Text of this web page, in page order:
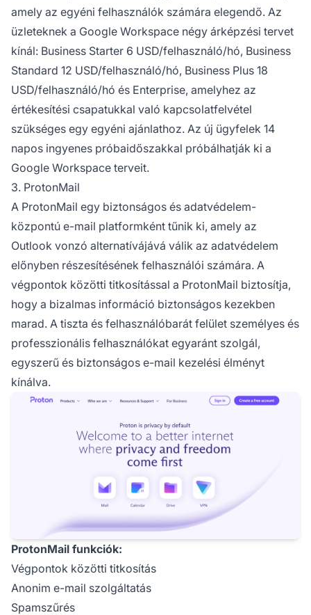
amely az egyéni felhasználók számára elegendő. Az
üzleteknek a Google Workspace négy árképzési tervet
kínál: Business Starter 6 USD/felhasználó/hó, Business
Standard 12 USD/felhasználó/hó, Business Plus 18
USD/felhasználó/hó és Enterprise, amelyhez az
értékesítési csapatukkal való kapcsolatfelvétel
szükséges egy egyéni ajánlathoz. Az új ügyfelek 14
napos ingyenes próbaidőszakkal próbálhatják ki a
Google Workspace terveit.
3. ProtonMail
A ProtonMail egy biztonságos és adatvédelem-
központú e-mail platformként tűnik ki, amely az
Outlook vonzó alternatívájává válik az adatvédelem
előnyben részesítésének felhasználói számára. A
végpontok közötti titkosítással a ProtonMail biztosítja,
hogy a bizalmas információ biztonságos kezekben
marad. A tiszta és felhasználóbarát felület személyes és
professzionális felhasználókat egyaránt szolgál,
egyszerű és biztonságos e-mail kezelési élményt
kínálva.
ProtonMail funkciók:
Végpontok közötti titkosítás
Anonim e-mail szolgáltatás
Spamszűrés